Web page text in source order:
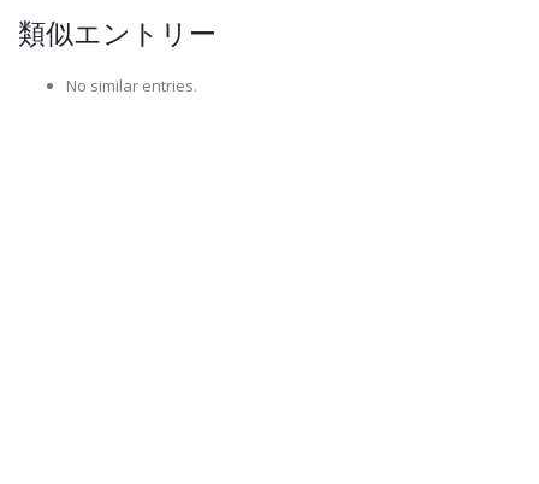
類似エントリー
No similar entries.